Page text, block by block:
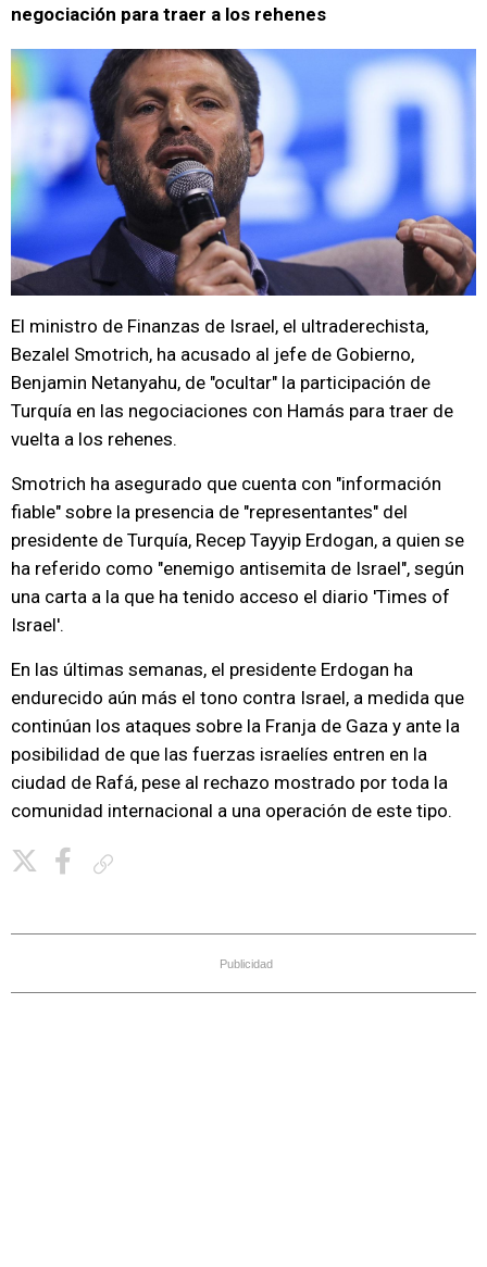
negociación para traer a los rehenes
El ministro de Finanzas de Israel, el ultraderechista,
Bezalel Smotrich, ha acusado al jefe de Gobierno,
Benjamin Netanyahu, de "ocultar" la participación de
Turquía en las negociaciones con Hamás para traer de
vuelta a los rehenes.
Smotrich ha asegurado que cuenta con "información
fiable" sobre la presencia de "representantes" del
presidente de Turquía, Recep Tayyip Erdogan, a quien se
ha referido como "enemigo antisemita de Israel", según
una carta a la que ha tenido acceso el diario 'Times of
Israel'.
En las últimas semanas, el presidente Erdogan ha
endurecido aún más el tono contra Israel, a medida que
continúan los ataques sobre la Franja de Gaza y ante la
posibilidad de que las fuerzas israelíes entren en la
ciudad de Rafá, pese al rechazo mostrado por toda la
comunidad internacional a una operación de este tipo.
Publicidad